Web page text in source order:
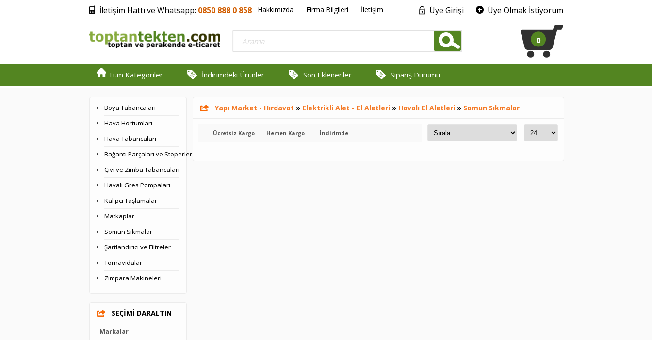
İletişim Hattı ve Whatsapp: 0850 888 0 858 Hakkımızda Firma Bilgileri İletişim Üye Girişi Üye Olmak İstiyorum
0
Tüm Kategoriler İndirimdeki Ürünler Son Eklenenler Sipariş Durumu
Boya Tabancaları
Hava Hortumları
Hava Tabancaları
Bağantı Parçaları ve Stoperler
Çivi ve Zımba Tabancaları
Havalı Gres Pompaları
Kalıpçı Taşlamalar
Matkaplar
Somun Sıkmalar
Şartlandırıcı ve Filtreler
Tornavidalar
Zımpara Makineleri
SEÇİMİ DARALTIN
Markalar
Yapı Market - Hırdavat » Elektrikli Alet - El Aletleri» Havalı El Aletleri» Somun Sıkmalar
Ücretsiz Kargo Hemen Kargo İndirimde